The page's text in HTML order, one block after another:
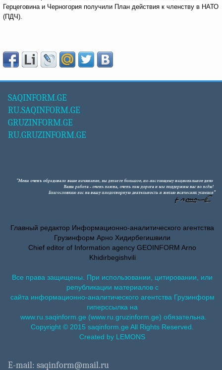
Герцеговина и Черногория получили План действия к членству в НАТО
(ПДЧ).
SAQINFORM.GE
RU.SAQINFORM.GE
GRUZINFORM.GE
RU.GRUZINFORM.GE
Главный редактор Информационно-аналитического агентства
Грузинформ Арно Хидирбегишвили
Chief editor of Information agency GEOINFORM Arno
Khidirbegishvili
Все права защищены. При использовании, цитировании, или
републикации материалов с
сайта информационно-аналитического агентства Грузинформ
гиперссылка на
www.ru.saqinform.ge (www.ru.gruzinform.ge) обязательна.
Copyright © 2015 saqinform.ge All Rights Reserved.
Created by LEMONS
E-mail: saqinform@mail.ru